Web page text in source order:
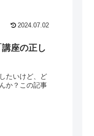
2024.07.02
座の正し
たいけど、ど
か？この記事